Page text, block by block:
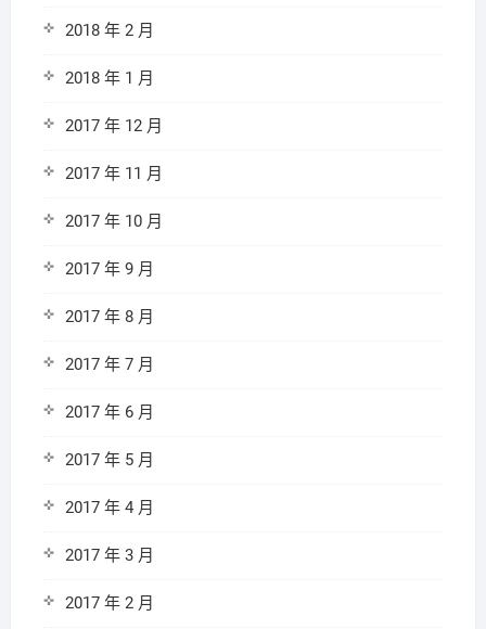
2018 年 2 月
2018 年 1 月
2017 年 12 月
2017 年 11 月
2017 年 10 月
2017 年 9 月
2017 年 8 月
2017 年 7 月
2017 年 6 月
2017 年 5 月
2017 年 4 月
2017 年 3 月
2017 年 2 月